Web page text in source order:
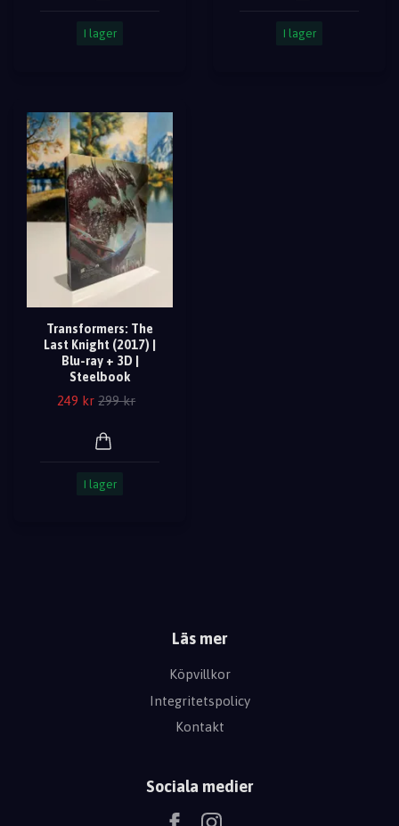
I lager I lager
Transformers: The
Last Knight (2017) |
Blu-ray + 3D |
Steelbook
249 kr 299 kr
I lager
Läs mer
Köpvillkor
Integritetspolicy
Kontakt
Sociala medier